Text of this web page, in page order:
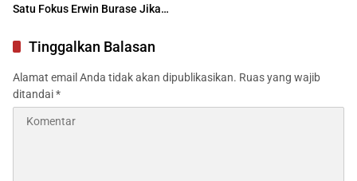
Satu Fokus Erwin Burase Jika
Tinggalkan Balasan
Alamat email Anda tidak akan dipublikasikan. Ruas yang wajib
ditandai*